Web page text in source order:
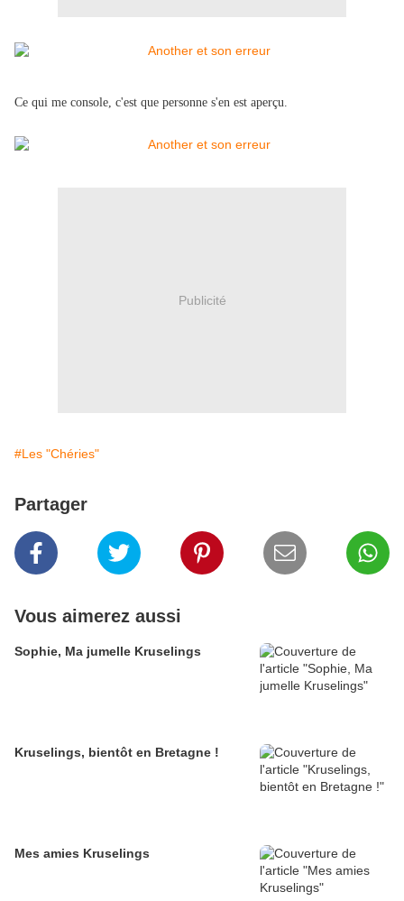
Ce qui me console, c'est que personne s'en est aperçu.
Publicité
#Les "Chéries"
Partager
Vous aimerez aussi
Sophie, Ma jumelle Kruselings
Kruselings, bientôt en Bretagne !
Mes amies Kruselings